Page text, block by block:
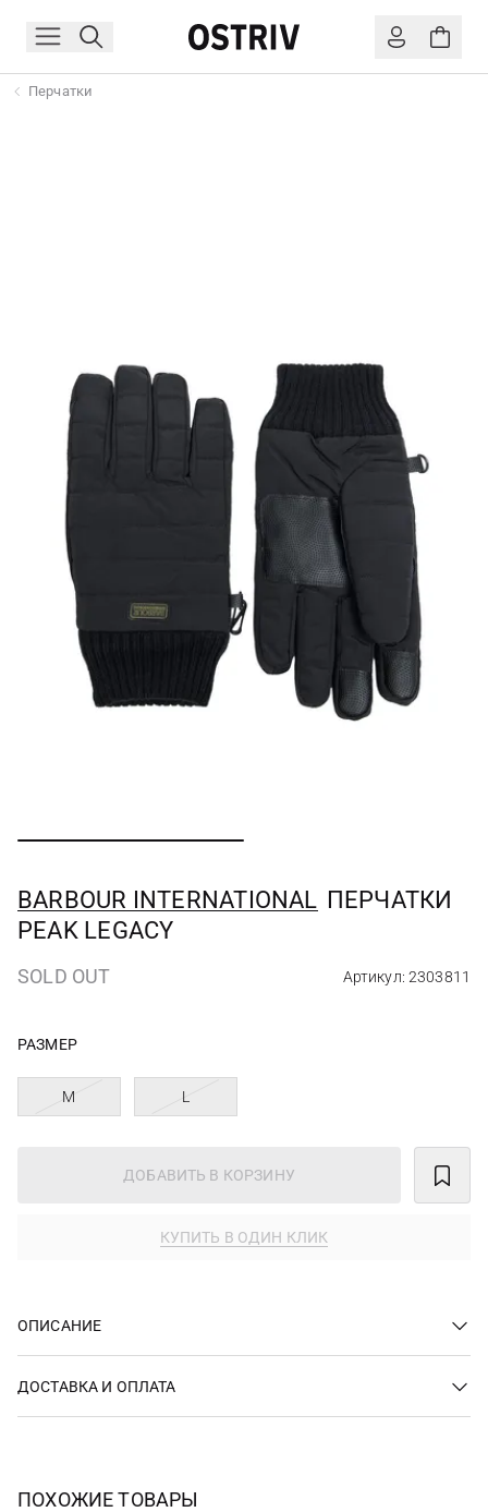
Перчатки
BARBOUR INTERNATIONAL ПЕРЧАТКИ
PEAK LEGACY
SOLD OUT Артикул: 2303811
РАЗМЕР
M L
ДОБАВИТЬ В КОРЗИНУ
КУПИТЬ В ОДИН КЛИК
ОПИСАНИЕ
ДОСТАВКА И ОПЛАТА
ПОХОЖИЕ ТОВАРЫ